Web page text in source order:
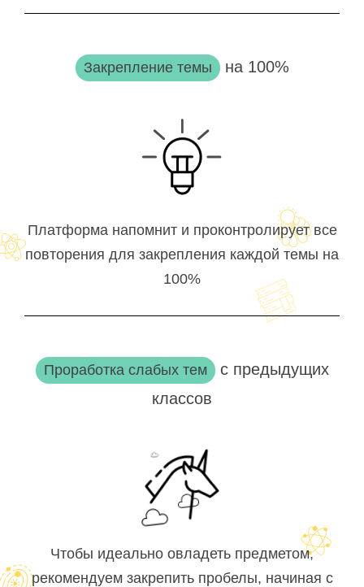
Закрепление темы на 100%
Платформа напомнит и проконтролирует все
повторения для закрепления каждой темы на
100%
Проработка слабых тем с предыдущих
классов
Чтобы идеально овладеть предметом,
рекомендуем закрепить пробелы, начиная с